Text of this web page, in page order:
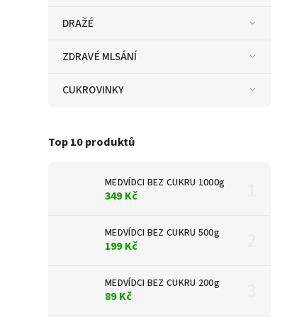
DRAŽÉ
ZDRAVÉ MLSÁNÍ
CUKROVINKY
Top 10 produktů
MEDVÍDCI BEZ CUKRU 1000g
349 Kč
MEDVÍDCI BEZ CUKRU 500g
199 Kč
MEDVÍDCI BEZ CUKRU 200g
89 Kč